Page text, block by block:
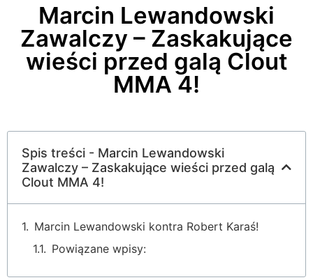
Marcin Lewandowski
Zawalczy – Zaskakujące
wieści przed galą Clout
MMA 4!
Spis treści - Marcin Lewandowski
Zawalczy – Zaskakujące wieści przed galą
Clout MMA 4!
Marcin Lewandowski kontra Robert Karaś!
Powiązane wpisy: